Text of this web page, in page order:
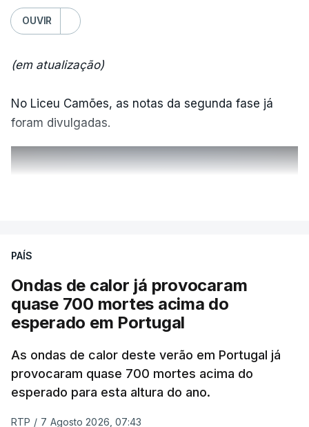
OUVIR
(em atualização)
No Liceu Camões, as notas da segunda fase já
foram divulgadas.
Também em Coimbra, na escola secundária de
Avelar Brotero foram afixados à hora prevista os
resultados.
PAÍS
Ondas de calor já provocaram
quase 700 mortes acima do
esperado em Portugal
As ondas de calor deste verão em Portugal já
provocaram quase 700 mortes acima do
esperado para esta altura do ano.
RTP / 7 Agosto 2026, 07:43